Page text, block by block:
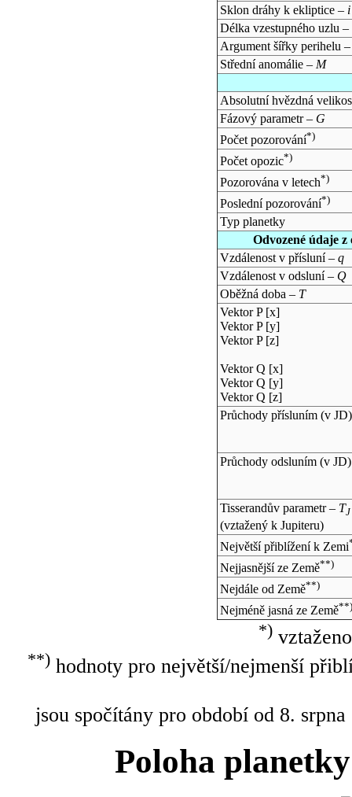
Sklon dráhy k ekliptice – i
Délka vzestupného uzlu –
Argument šířky perihelu
Střední anomálie – M
Absolutní hvězdná
Fázový parametr – G
Počet pozorování*)
Počet opozic*)
Pozorována v letech*)
Poslední pozorování*)
Typ planetky
Odvozené údaje
Vzdálenost v přísluní – q
Vzdálenost v odsluní – Q
Oběžná doba – T
Vektor P [x]
Vektor P [y]
Vektor P [z]
Vektor Q [x]
Vektor Q [y]
Vektor Q [z]
Průchody přísluním (v JD)
Průchody odsluním (v JD)
Tisserandův parametr – TJ
(vztažený k Jupiteru)
Největší přiblížení k Zemi
Nejjasnější ze Země**)
Nejdále od Země**)
Nejméně jasná ze Země**)
*)
**)hodnoty pro největší/nejmenší
jsou spočítány pro období od 8.
Poloha